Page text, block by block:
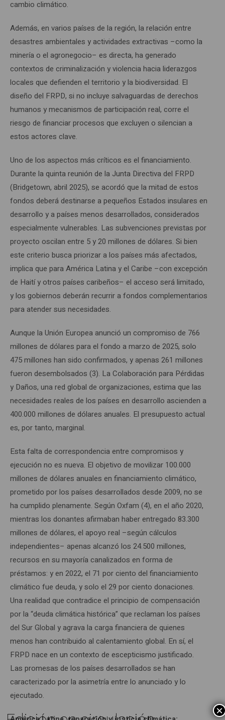
cambio climático.
Además, en varios países de la región, la relación entre
desastres ambientales y actividades extractivas –como la
minería o el agronegocio– es directa, ha generado
contextos de criminalización y violencia hacia liderazgos
locales que defienden el territorio y la biodiversidad. El
diseño del FRPD, si no incluye salvaguardas de derechos
humanos y mecanismos de participación real, corre el
riesgo de financiar procesos que excluyen o silencian a
estos actores clave.
Uno de los aspectos más críticos es el financiamiento.
Durante la quinta reunión de la Junta Directiva del FRPD
(Bridgetown, abril 2025), se acordó que la mitad de estos
fondos deberá destinarse a pequeños Estados insulares en
desarrollo y a países menos desarrollados, considerados
especialmente vulnerables. Las subvenciones previstas por
proyecto oscilan entre 5 y 20 millones de dólares. Si bien
este criterio busca priorizar a los países más afectados,
implica que para América Latina y el Caribe –con excepción
de Haití y otros países caribeños– el acceso será limitado,
y los gobiernos deberán recurrir a fondos complementarios
para atender sus necesidades.
Aunque la Unión Europea anunció un compromiso de 766
millones de dólares para el fondo a marzo de 2025, solo
475 millones han sido confirmados, y apenas 261 millones
fueron desembolsados (3). La Colaboración para Pérdidas
y Daños, una red global de organizaciones, estima que las
necesidades reales de los países en desarrollo ascienden a
400.000 millones de dólares anuales. El presupuesto actual
es, por tanto, marginal.
Esta falta de correspondencia entre compromisos y
ejecución no es nueva. El objetivo de movilizar 100.000
millones de dólares anuales en financiamiento climático,
prometido por los países desarrollados desde 2009, no se
ha cumplido plenamente. Según Oxfam (4), en el año 2020,
mientras los donantes afirmaban haber entregado 83.300
millones de dólares, el apoyo real –según cálculos
independientes– apenas alcanzó los 24.500 millones,
recursos en su mayoría canalizados en forma de
préstamos: y en 2022, el 71 por ciento del financiamiento
climático fue deuda, y solo el 29 por ciento donaciones.
Una realidad que contradice el principio de compensación
por la “deuda climática histórica” que reclaman los países
del Sur Global y agrava la carga financiera de quienes
menos han contribuido al calentamiento global. En sí, el
FRPD nace en un contexto de escepticismo justificado.
Las promesas de los países desarrollados se han
caracterizado por la asimetría entre lo anunciado y lo
ejecutado.
×